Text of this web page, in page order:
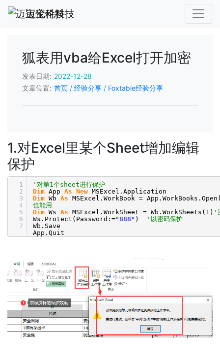
迈宝伦科技
狐表用vba给Excel打开加密
发表日期: 2022-12-28
文章位置: 首页 / 经验分享 / Foxtable经验分享
1.对Excel里某个Sheet增加编辑
保护
1
2
3
4
5
6
7
'对第1个sheet进行保护
Dim App As New MSExcel.Application
Dim Wb As MSExcel.WorkBook =
也能用
Dim Ws As MSExcel.WorkSheet = Wb.WorkSheets(1) '
Ws.Protect(Password:="888" )
'以密码保护
Wb.Save
App.Quit